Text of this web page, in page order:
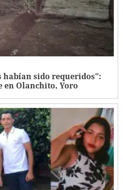
habían sido requeridos":
en Olanchito, Yoro